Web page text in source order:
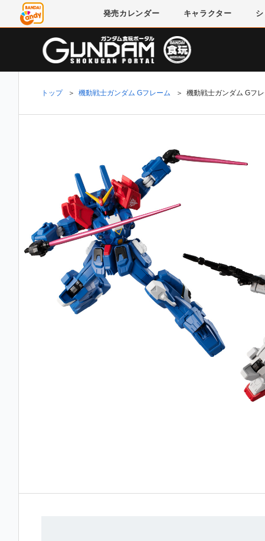
発売カレンダー キャラクター
トップ ＞ 機動戦士ガンダム Gフレーム ＞ 機動戦士ガンダム Gフ